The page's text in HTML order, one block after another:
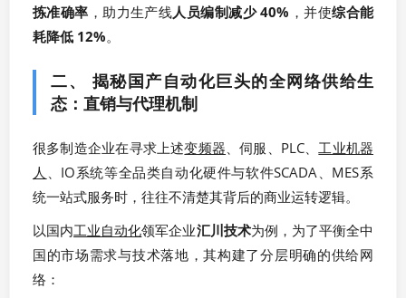
拣准确率 ，助力生产线人员编制减少 40% ，并使综合能
耗降低 12%。
二、 揭秘国产自动化巨头的全网络供给生
态：直销与代理机制
很多制造企业在寻求上述变频器、伺服、PLC、工业机器
人 、IO系统等全品类自动化硬件与软件SCADA、MES系
统一站式服务时，往往不清楚其背后的商业运转逻辑。
以国内工业自动化领军企业汇川技术为例，为了平衡全中
国的市场需求与技术落地，其构建了分层明确的供给网
络：